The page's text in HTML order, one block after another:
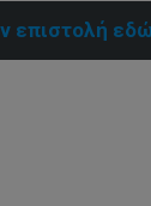
επιστολή